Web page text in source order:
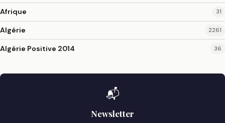
Afrique 31
Algérie 2261
Algérie Positive 2014 36
📬
Newsletter